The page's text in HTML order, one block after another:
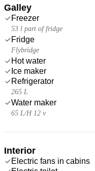
Galley
Freezer
53 l part of fridge
Fridge
Flybridge
Hot water
Ice maker
Refrigerator
265 L
Water maker
65 L/H 12 v
Interior
Electric fans in cabins